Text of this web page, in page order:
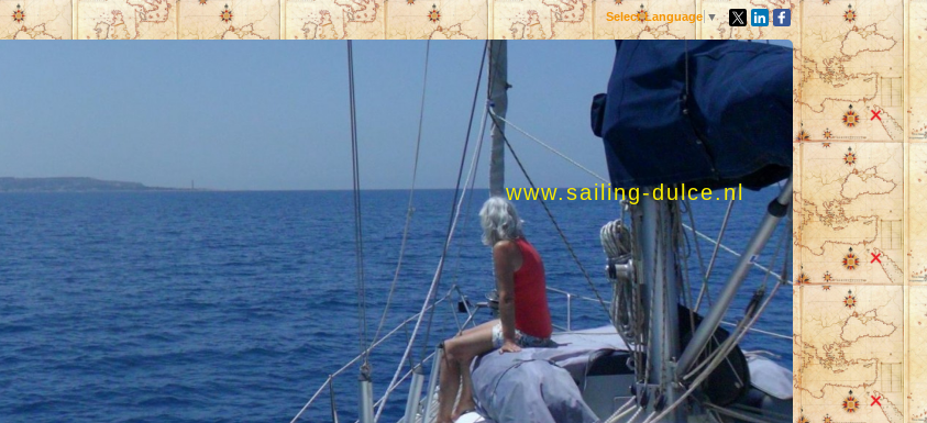
Select Language ▼
www.sailing-dulce.nl